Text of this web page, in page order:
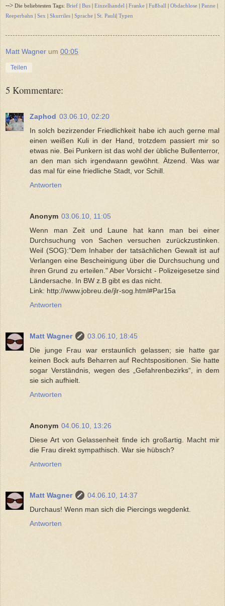
--> Die beliebtesten Tags: Brief | Bus | Einzelhandel | Franke | Fußball | Obdachlose | Panne |
Reeperbahn | Sex | Skurriles | Sprache | St. Pauli| Typen
Matt Wagner um 00:05
Teilen
5 Kommentare:
Zaphod 03.06.10, 02:20
In solch bezirzender Friedlichkeit habe ich auch gerne mal
einen weißen Kuli in der Hand, trotzdem passiert mir so
etwas nie. Bei Punkern ist das wohl der übliche Bullenterror,
an den man sich irgendwann gewöhnt. Ätzend. Was war
das mal für eine friedliche Stadt, vor Schill.
Antworten
Anonym 03.06.10, 11:05
Wenn man Zeit und Laune hat kann man bei einer
Durchsuchung von Sachen versuchen zurückzustinken.
Weil (SOG):"Dem Inhaber der tatsächlichen Gewalt ist auf
Verlangen eine Bescheinigung über die Durchsuchung und
ihren Grund zu erteilen." Aber Vorsicht - Polizeigesetze sind
Ländersache. In BW z.B gibt es das nicht.
Link: http://www.jobreu.de/jlr-sog.html#Par15a
Antworten
Matt Wagner
03.06.10, 18:45
Die junge Frau war erstaunlich gelassen; sie hatte gar
keinen Bock aufs Beharren auf Rechtspositionen. Sie hatte
sogar Verständnis, wegen des „Gefahrenbezirks“, in dem
sie sich aufhielt.
Antworten
Anonym 04.06.10, 13:26
Diese Art von Gelassenheit finde ich großartig. Macht mir
die Frau direkt sympathisch. War sie hübsch?
Antworten
Matt Wagner
04.06.10, 14:37
Durchaus! Wenn man sich die Piercings wegdenkt.
Antworten